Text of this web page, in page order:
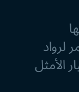
لرواد
الأمثل